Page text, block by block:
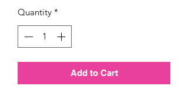
Quantity *
Add to Cart